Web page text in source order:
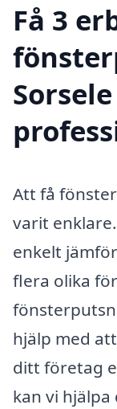
Få 3
Att få
varit
enkelt
flera olika
hjälp med
ditt företag
kan vi